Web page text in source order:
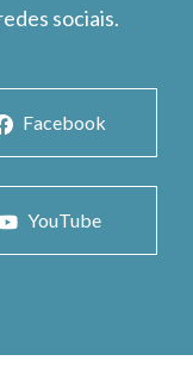
sociais.
Facebook
YouTube